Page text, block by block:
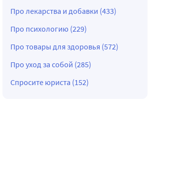
Про лекарства и добавки (433)
Про психологию (229)
Про товары для здоровья (572)
Про уход за собой (285)
Спросите юриста (152)